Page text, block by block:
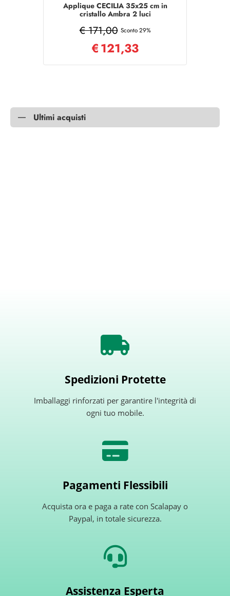
Applique CECILIA 35x25 cm in
cristallo Ambra 2 luci
€ 171,00 Sconto 29%
€121,33
Ultimi acquisti
Spedizioni Protette
Imballaggi rinforzati per garantire l'integrità di
ogni tuo mobile.
Pagamenti Flessibili
Acquista ora e paga a rate con Scalapay o
Paypal, in totale sicurezza.
Assistenza Esperta